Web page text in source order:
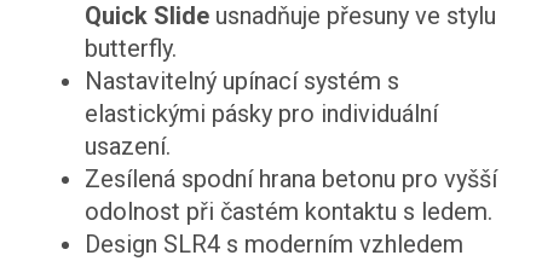
Quick Slide usnadňuje přesuny ve stylu
butterfly.
Nastavitelný upínací systém s
elastickými pásky pro individuální
usazení.
Zesílená spodní hrana betonu pro vyšší
odolnost při častém kontaktu s ledem.
Design SLR4 s moderním vzhledem